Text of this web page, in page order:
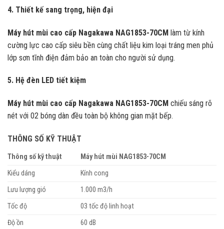
4. Thiết kế sang trọng, hiện đại
Máy hút mùi cao cấp Nagakawa NAG1853-70CM làm từ kính
cường lực cao cấp siêu bền cùng chất liệu kim loại tráng men phủ
lớp sơn tĩnh điện đảm bảo an toàn cho người sử dụng.
5. Hệ đèn LED tiết kiệm
Máy hút mùi cao cấp Nagakawa NAG1853-70CM chiếu sáng rõ
nét với 02 bóng dàn đều toàn bộ không gian mặt bếp.
THÔNG SỐ KỸ THUẬT
Thông số kỹ thuật
Máy hút mùi NAG1853-70CM
Kiểu dáng
Kính cong
Lưu lượng gió
1.000 m3/h
Tốc độ
03 tốc độ linh hoạt
Độ ồn
60 dB